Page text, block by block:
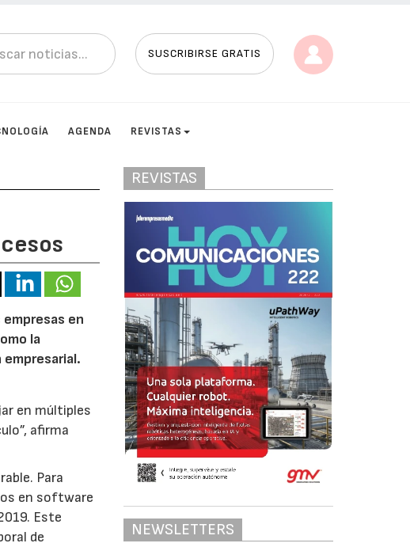
SUSCRIBIRSE GRATIS
AGENDA REVISTAS
en
la
en múltiples
afirma
Para
en software
Este
de
REVISTAS
NEWSLETTERS